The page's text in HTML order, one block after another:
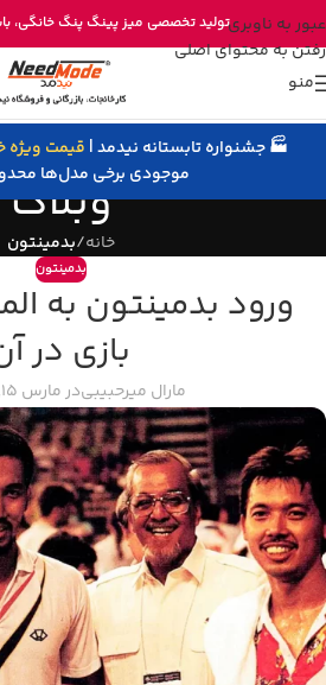
عبور به ناوبری
رفتن به محتوای اصلی
خرید مستقیم میز پینگ پنگ از
تولید تخصصی میز پینگ پنگ خانگی،
منو
🏭 جشنواره تابستانه نیدمد | قیمت ویژه
موجودی برخی مدل‌ها
وبلاگ
خانه/بدمینتون
بدمینتون
ورود بدمینتون به
بازی در
مارال میرحبیبیدر مارس 15, 2024